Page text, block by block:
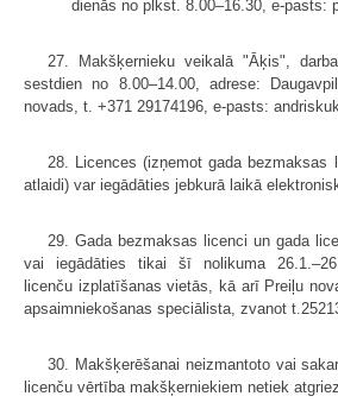
dienās no plkst. 8.00–16.30, e-pasts:
27. Makšķernieku veikalā "Āķis",
sestdien no 8.00–14.00, adrese:
novads, t. +371 29174196, e-pasts:
28. Licences (izņemot gada bezmaksas
atlaidi) var iegādāties jebkurā laikā
29. Gada bezmaksas licenci un gada
vai iegādāties tikai šī nolikuma
licenču izplatīšanas vietās, kā arī Preiļu
apsaimniekošanas speciālista, zvanot
30. Makšķerēšanai neizmantoto vai
licenču vērtība makšķerniekiem netiek